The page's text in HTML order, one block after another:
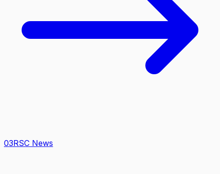
03RSC News